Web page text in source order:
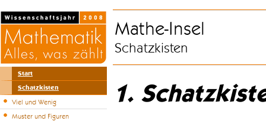
Start
Schatzkisten
Viel und Wenig
Muster und Figuren
Mathe-Insel
Schatzkisten
1.